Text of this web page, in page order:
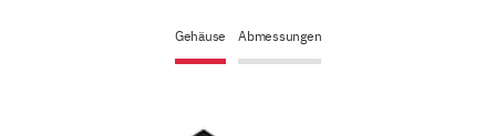
Gehäuse Abmessungen